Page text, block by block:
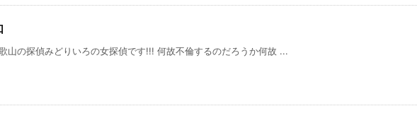
山の探偵みどりいろの女探偵です!!! 何故不倫するのだろうか何故 ...